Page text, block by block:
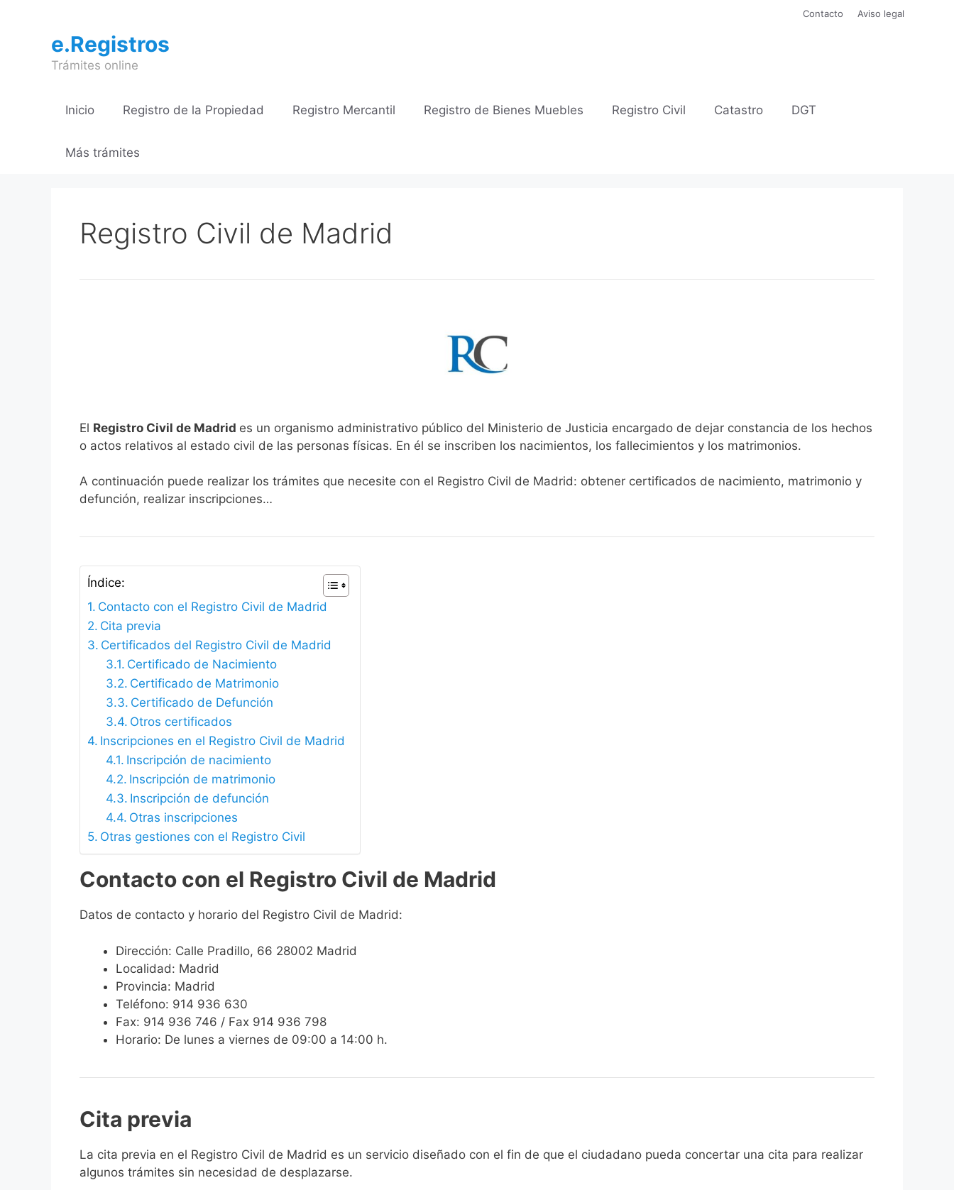
contenido
Contacto Aviso legal
e.Registros
Trámites online
Inicio Registro de la Propiedad Registro Mercantil Registro de Bienes Muebles Registro Civil Catastro DGT
Más trámites
Registro Civil de Madrid
El Registro Civil de Madrid es un organismo administrativo público del Ministerio de Justicia encargado de dejar constancia de los hechos
o actos relativos al estado civil de las personas físicas. En él se inscriben los nacimientos, los fallecimientos y los matrimonios.
A continuación puede realizar los trámites que necesite con el Registro Civil de Madrid: obtener certificados de nacimiento, matrimonio y
defunción, realizar inscripciones…
Índice:
Contacto con el Registro Civil de Madrid
Cita previa
Certificados del Registro Civil de Madrid
Certificado de Nacimiento
Certificado de Matrimonio
Certificado de Defunción
Otros certificados
Inscripciones en el Registro Civil de Madrid
Inscripción de nacimiento
Inscripción de matrimonio
Inscripción de defunción
Otras inscripciones
Otras gestiones con el Registro Civil
Contacto con el Registro Civil de Madrid
Datos de contacto y horario del Registro Civil de Madrid:
Dirección: Calle Pradillo, 66 28002 Madrid
Localidad: Madrid
Provincia: Madrid
Teléfono: 914 936 630
Fax: 914 936 746 / Fax 914 936 798
Horario: De lunes a viernes de 09:00 a 14:00 h.
Cita previa
​​​​​​​​​​​​​​​​​​​​​​​​​​​​La cita previa en el Registro Civil de Madrid es un servicio diseñado con el fin de que el ciudadano pueda concertar una cita para realizar
algunos trámites sin necesidad de desplazarse.​